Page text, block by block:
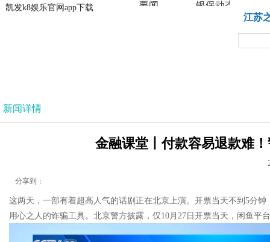
凯发k8娱乐官网app下载
凯发k8娱乐官网app下载
要闻 银保动态
江苏
新闻详情
金融课堂丨付款容易退款难
分享到：
这两天，一部有着超高人气的话剧正在北京上演。开票当天不到5分
用心之人的诈骗工具。北京警方披露，仅10月27日开票当天，闲鱼平